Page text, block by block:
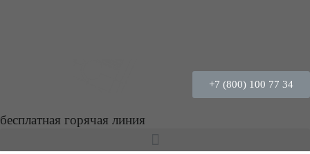
+7 (800) 100 77 34
бесплатная горячая линия